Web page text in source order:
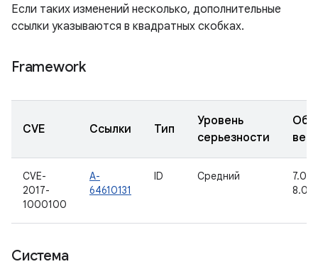
Если таких изменений несколько, дополнительные
ссылки указываются в квадратных скобках.
Framework
CVE Ссылки Тип
Уровень
серьезности
CVE-
2017-
1000100
A-
64610131
ID Средний
7.0,
8.0,
Система